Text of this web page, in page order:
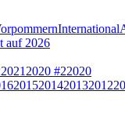
International
auf 2026
2021 2020 #22020
2015201420132012